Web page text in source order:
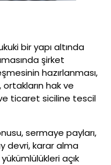
bir yapı altında
şirket
hazırlanması,
ortakların hak ve
ticaret siciline tescil
sermaye payları,
devri, karar alma
açık